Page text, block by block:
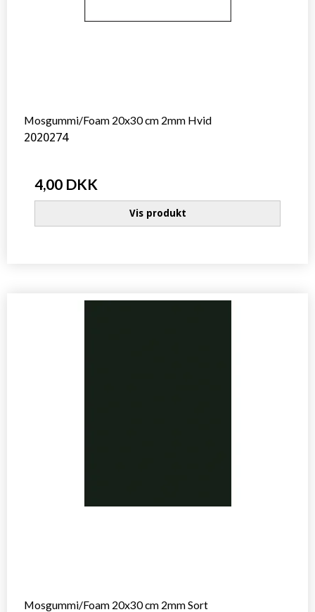
Mosgummi/Foam 20x30 cm 2mm Hvid
2020274
4,00 DKK
Vis produkt
Mosgummi/Foam 20x30 cm 2mm Sort